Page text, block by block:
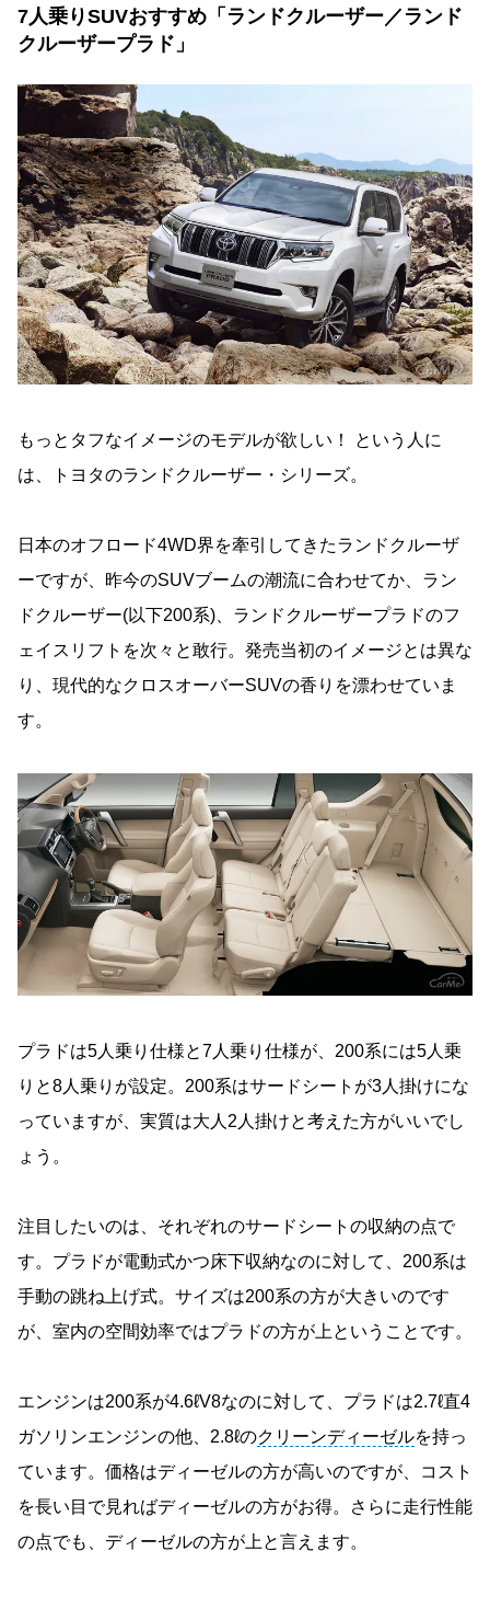
7人乗りSUVおすすめ「ランドクルーザー／ランド
クルーザープラド」
もっとタフなイメージのモデルが欲しい！ という人に
は、トヨタのランドクルーザー・シリーズ。
日本のオフロード4WD界を牽引してきたランドクルーザ
ーですが、昨今のSUVブームの潮流に合わせてか、ラン
ドクルーザー(以下200系)、ランドクルーザープラドのフ
ェイスリフトを次々と敢行。発売当初のイメージとは異な
り、現代的なクロスオーバーSUVの香りを漂わせていま
す。
プラドは5人乗り仕様と7人乗り仕様が、200系には5人乗
りと8人乗りが設定。200系はサードシートが3人掛けにな
っていますが、実質は大人2人掛けと考えた方がいいでし
ょう。
注目したいのは、それぞれのサードシートの収納の点で
す。プラドが電動式かつ床下収納なのに対して、200系は
手動の跳ね上げ式。サイズは200系の方が大きいのです
が、室内の空間効率ではプラドの方が上ということです。
エンジンは200系が4.6ℓV8なのに対して、プラドは2.7ℓ直4
ガソリンエンジンの他、2.8ℓのクリーンディーゼルを持っ
ています。価格はディーゼルの方が高いのですが、コスト
を長い目で見ればディーゼルの方がお得。さらに走行性能
の点でも、ディーゼルの方が上と言えます。